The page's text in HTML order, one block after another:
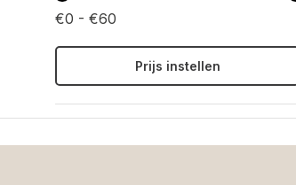
€0 - €60
Prijs instellen